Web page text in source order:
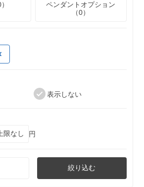
ペンダントオプション
（0）
表示しない
円
絞り込む